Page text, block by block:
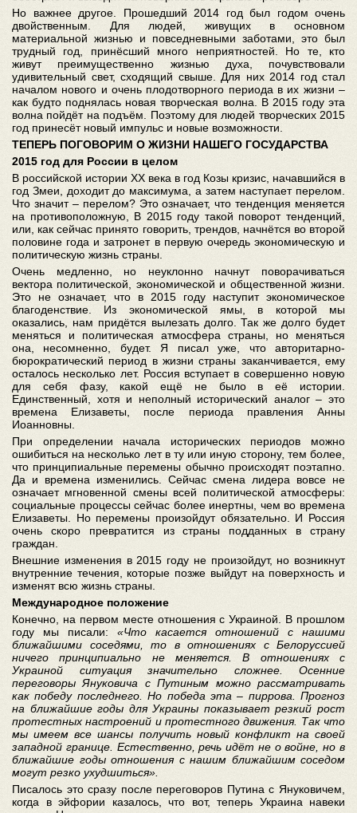
Но важнее другое. Прошедший 2014 год был годом очень
двойственным. Для людей, живущих в основном
материальной жизнью и повседневными заботами, это был
трудный год, принёсший много неприятностей. Но те, кто
живут преимущественно жизнью духа, почувствовали
удивительный свет, сходящий свыше. Для них 2014 год стал
началом нового и очень плодотворного периода в их жизни –
как будто поднялась новая творческая волна. В 2015 году эта
волна пойдёт на подъём. Поэтому для людей творческих 2015
год принесёт новый импульс и новые возможности.
ТЕПЕРЬ ПОГОВОРИМ О ЖИЗНИ НАШЕГО ГОСУДАРСТВА
2015 год для России в целом
В российской истории XX века в год Козы кризис, начавшийся в
год Змеи, доходит до максимума, а затем наступает перелом.
Что значит – перелом? Это означает, что тенденция меняется
на противоположную, В 2015 году такой поворот тенденций,
или, как сейчас принято говорить, трендов, начнётся во второй
половине года и затронет в первую очередь экономическую и
политическую жизнь страны.
Очень медленно, но неуклонно начнут поворачиваться
вектора политической, экономической и общественной жизни.
Это не означает, что в 2015 году наступит экономическое
благоденствие. Из экономической ямы, в которой мы
оказались, нам придётся вылезать долго. Так же долго будет
меняться и политическая атмосфера страны, но меняться
она, несомненно, будет. Я писал уже, что авторитарно-
бюрократический период в жизни страны заканчивается, ему
осталось несколько лет. Россия вступает в совершенно новую
для себя фазу, какой ещё не было в её истории.
Единственный, хотя и неполный исторический аналог – это
времена Елизаветы, после периода правления Анны
Иоанновны.
При определении начала исторических периодов можно
ошибиться на несколько лет в ту или иную сторону, тем более,
что принципиальные перемены обычно происходят поэтапно.
Да и времена изменились. Сейчас смена лидера вовсе не
означает мгновенной смены всей политической атмосферы:
социальные процессы сейчас более инертны, чем во времена
Елизаветы. Но перемены произойдут обязательно. И Россия
очень скоро превратится из страны подданных в страну
граждан.
Внешние изменения в 2015 году не произойдут, но возникнут
внутренние течения, которые позже выйдут на поверхность и
изменят всю жизнь страны.
Международное положение
Конечно, на первом месте отношения с Украиной. В прошлом
году мы писали: «Что касается отношений с нашими
ближайшими соседями, то в отношениях с Белоруссией
ничего принципиально не меняется. В отношениях с
Украиной ситуация значительно сложнее. Осенние
переговоры Януковича с Путиным можно рассматривать
как победу последнего. Но победа эта – пиррова. Прогноз
на ближайшие годы для Украины показывает резкий рост
протестных настроений и протестного движения. Так что
мы имеем все шансы получить новый конфликт на своей
западной границе. Естественно, речь идёт не о войне, но в
ближайшие годы отношения с нашим ближайшим соседом
могут резко ухудшиться».
Писалось это сразу после переговоров Путина с Януковичем,
когда в эйфории казалось, что вот, теперь Украина навеки